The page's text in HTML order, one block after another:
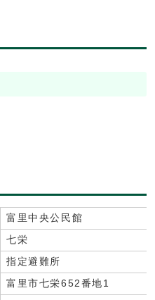
富里中央公民館
七栄
指定避難所
富里市七栄652番地1